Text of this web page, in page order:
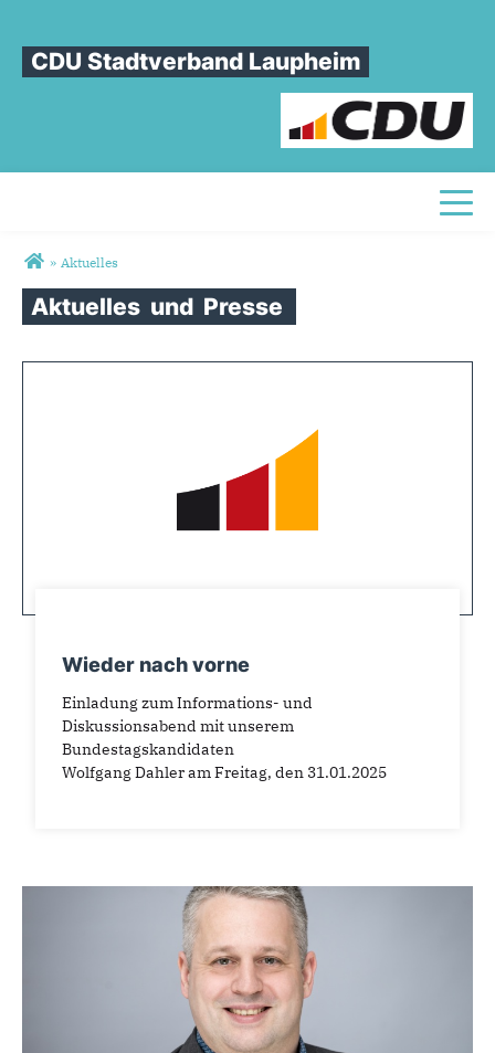
CDU Stadtverband Laupheim
Sie sind hier
» Aktuelles
Aktuelles und Presse
Wieder nach vorne
Einladung zum Informations- und
Diskussionsabend mit unserem
Bundestagskandidaten
Wolfgang Dahler am Freitag, den 31.01.2025